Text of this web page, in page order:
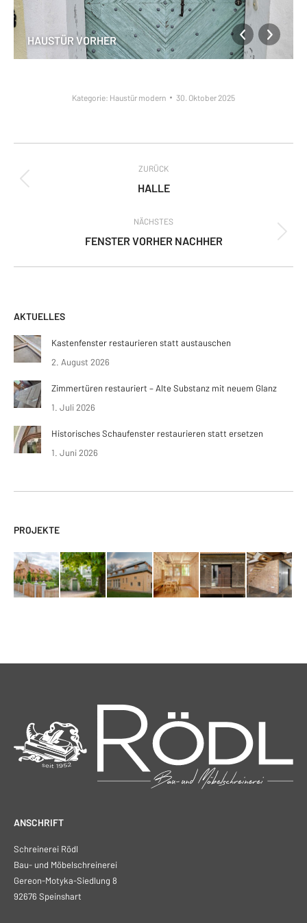
HAUSTÜR VORHER
Kategorie: Haustür modern 30. Oktober 2025
Navigation
ZURÜCK
Vorheriges
HALLE
NÄCHSTES
Nächstes
FENSTER VORHER NACHHER
AKTUELLES
Kastenfenster restaurieren statt austauschen
2. August 2026
Zimmertüren restauriert – Alte Substanz mit neuem Glanz
1. Juli 2026
Historisches Schaufenster restaurieren statt ersetzen
1. Juni 2026
PROJEKTE
ANSCHRIFT
Schreinerei Rödl
Bau- und Möbelschreinerei
Gereon-Motyka-Siedlung 8
92676 Speinshart